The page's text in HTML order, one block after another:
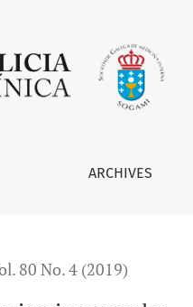
ARCHIVES
80 No. 4 (2019)